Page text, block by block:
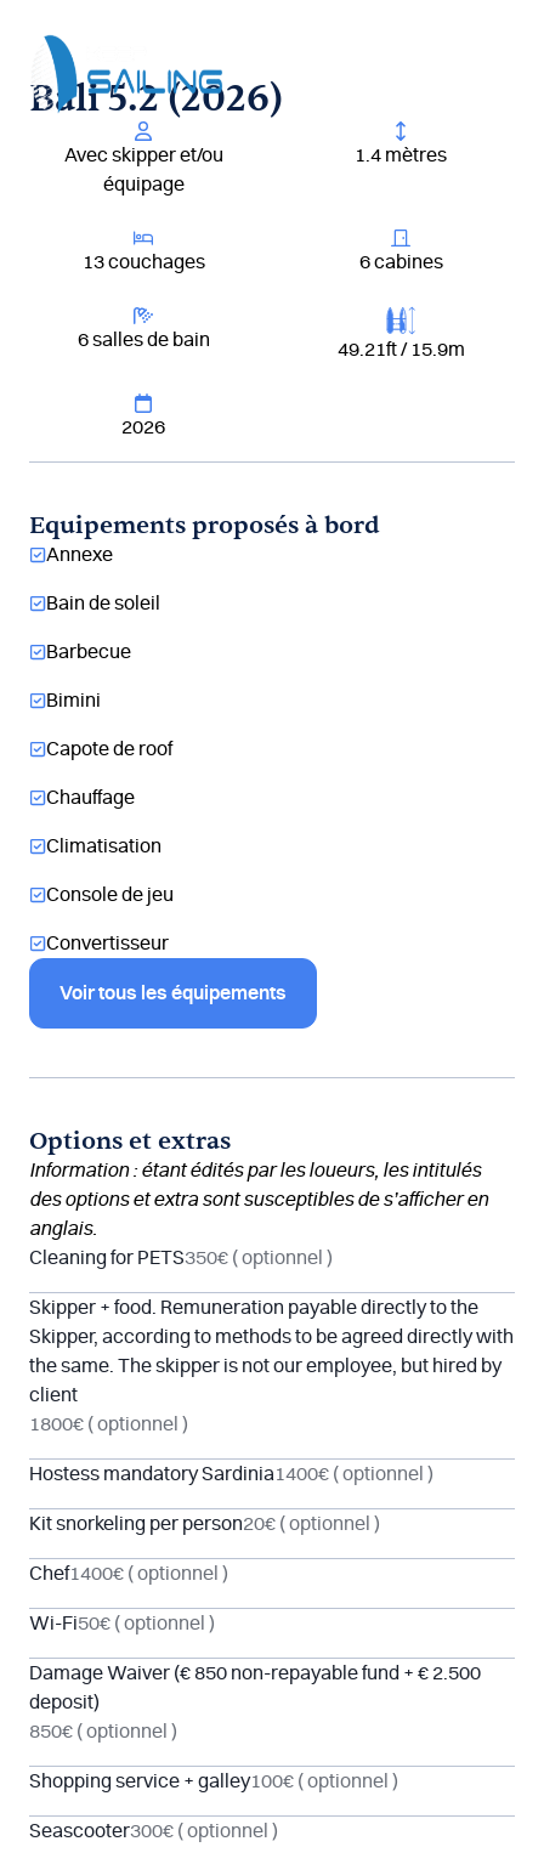
contenu
Bali 5.2 (2026)
Avec skipper et/ou
équipage
1.4 mètres
13 couchages 6 cabines
6 salles de bain 49.21ft / 15.9m
2026
Equipements proposés à bord
Annexe
Bain de soleil
Barbecue
Bimini
Capote de roof
Chauffage
Climatisation
Console de jeu
Convertisseur
Voir tous les équipements
Options et extras
Information : étant édités par les loueurs, les intitulés
des options et extra sont susceptibles de s’afficher en
anglais.
Cleaning for PETS350€ ( optionnel )
Skipper + food. Remuneration payable directly to the
Skipper, according to methods to be agreed directly with
the same. The skipper is not our employee, but hired by
client
1800€ ( optionnel )
Hostess mandatory Sardinia1400€ ( optionnel )
Kit snorkeling per person20€ ( optionnel )
Chef1400€ ( optionnel )
Wi-Fi50€ ( optionnel )
Damage Waiver (€ 850 non-repayable fund + € 2.500
deposit)
850€ ( optionnel )
Shopping service + galley100€ ( optionnel )
Seascooter300€ ( optionnel )